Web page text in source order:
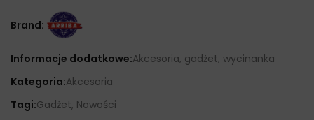
Brand:
Informacje dodatkowe:Akcesoria, gadżet, wycinanka
Kategoria:Akcesoria
Tagi:Gadżet, Nowości